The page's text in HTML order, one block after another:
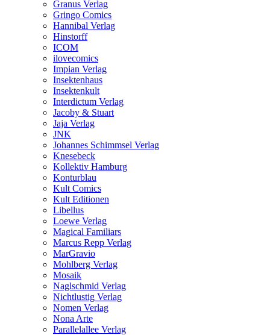
Granus Verlag
Gringo Comics
Hannibal Verlag
Hinstorff
ICOM
ilovecomics
Impian Verlag
Insektenhaus
Insektenkult
Interdictum Verlag
Jacoby & Stuart
Jaja Verlag
JNK
Johannes Schimmsel Verlag
Knesebeck
Kollektiv Hamburg
Konturblau
Kult Comics
Kult Editionen
Libellus
Loewe Verlag
Magical Familiars
Marcus Repp Verlag
MarGravio
Mohlberg Verlag
Mosaik
Naglschmid Verlag
Nichtlustig Verlag
Nomen Verlag
Nona Arte
Parallelallee Verlag